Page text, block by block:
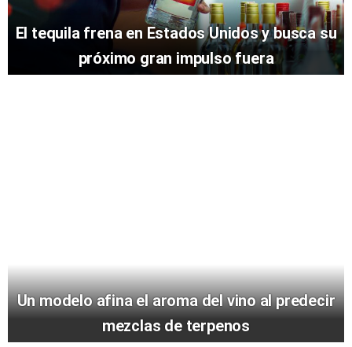
El tequila frena en Estados Unidos y busca su
próximo gran impulso fuera
Un modelo afina el aroma del vino al predecir
mezclas de terpenos